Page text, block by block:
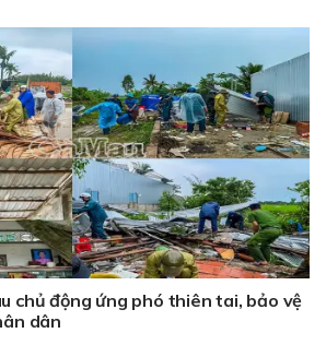
chủ động ứng phó thiên tai, bảo vệ
dân